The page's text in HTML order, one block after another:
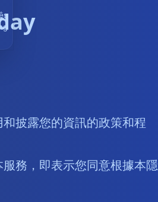
披露您的資訊的政策和程
務，即表示您同意根據本隱